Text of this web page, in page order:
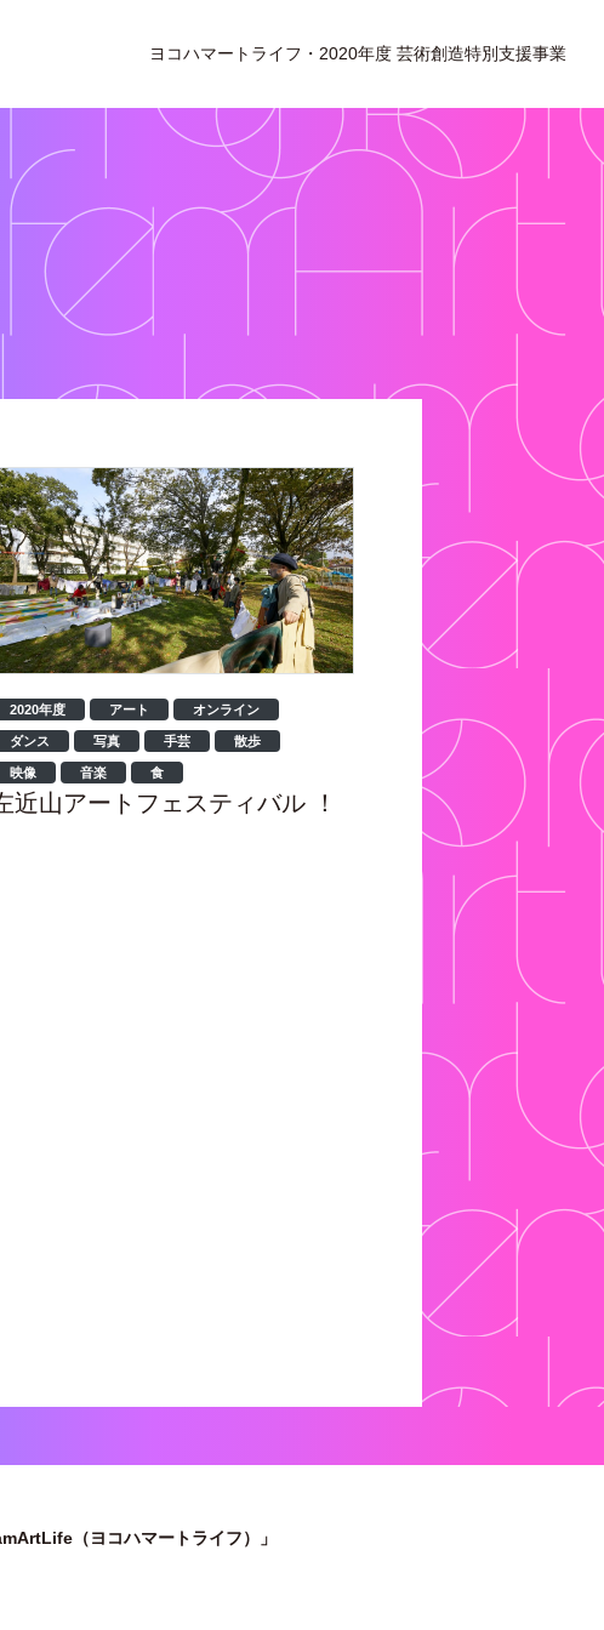
ヨコハマートライフ・2020年度 芸術創造特別支援事業
2020年度 アート オンライン
ダンス 写真 手芸 散歩
映像 音楽 食
近山アートフェスティバル ！
（ヨコハマートライフ）」